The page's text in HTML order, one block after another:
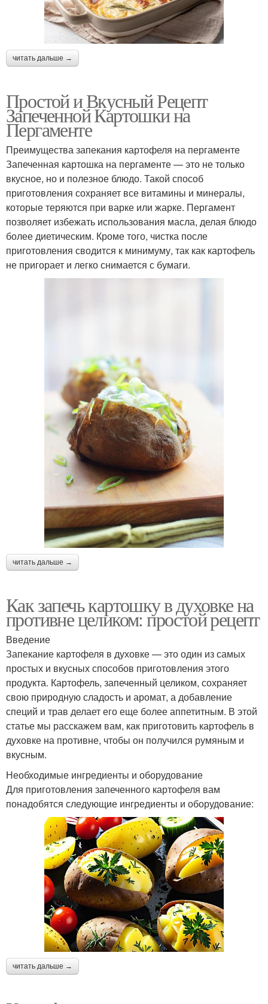
читать дальше →
Простой и Вкусный Рецепт
Запеченной Картошки на
Пергаменте
Преимущества запекания картофеля на пергаменте
Запеченная картошка на пергаменте — это не только
вкусное, но и полезное блюдо. Такой способ
приготовления сохраняет все витамины и минералы,
которые теряются при варке или жарке. Пергамент
позволяет избежать использования масла, делая блюдо
более диетическим. Кроме того, чистка после
приготовления сводится к минимуму, так как картофель
не пригорает и легко снимается с бумаги.
читать дальше →
Как запечь картошку в духовке на
противне целиком: простой рецепт
Введение
Запекание картофеля в духовке — это один из самых
простых и вкусных способов приготовления этого
продукта. Картофель, запеченный целиком, сохраняет
свою природную сладость и аромат, а добавление
специй и трав делает его еще более аппетитным. В этой
статье мы расскажем вам, как приготовить картофель в
духовке на противне, чтобы он получился румяным и
вкусным.
Необходимые ингредиенты и оборудование
Для приготовления запеченного картофеля вам
понадобятся следующие ингредиенты и оборудование:
читать дальше →